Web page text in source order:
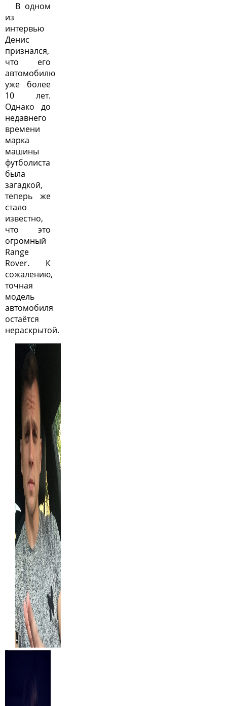
В одном
из
интервью
Денис
признался,
что его
автомобилю
уже более
10 лет.
Однако до
недавнего
времени
марка
машины
футболиста
была
загадкой,
теперь же
стало
известно,
что это
огромный
Range
Rover. К
сожалению,
точная
модель
автомобиля
остаётся
нераскрытой.